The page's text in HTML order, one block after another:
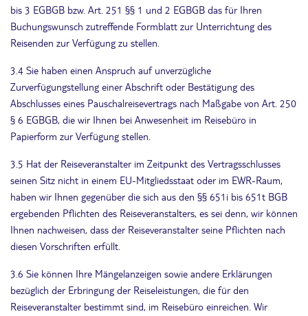
bis 3 EGBGB bzw. Art. 251 §§ 1 und 2 EGBGB das für Ihren
Buchungswunsch zutreffende Formblatt zur Unterrichtung des
Reisenden zur Verfügung zu stellen.
3.4 Sie haben einen Anspruch auf unverzügliche
Zurverfügungstellung einer Abschrift oder Bestätigung des
Abschlusses eines Pauschalreisevertrags nach Maßgabe von Art. 250
§ 6 EGBGB, die wir Ihnen bei Anwesenheit im Reisebüro in
Papierform zur Verfügung stellen.
3.5 Hat der Reiseveranstalter im Zeitpunkt des Vertragsschlusses
seinen Sitz nicht in einem EU-Mitgliedsstaat oder im EWR-Raum,
haben wir Ihnen gegenüber die sich aus den §§ 651i bis 651t BGB
ergebenden Pflichten des Reiseveranstalters, es sei denn, wir können
Ihnen nachweisen, dass der Reiseveranstalter seine Pflichten nach
diesen Vorschriften erfüllt.
3.6 Sie können Ihre Mängelanzeigen sowie andere Erklärungen
bezüglich der Erbringung der Reiseleistungen, die für den
Reiseveranstalter bestimmt sind, im Reisebüro einreichen. Wir